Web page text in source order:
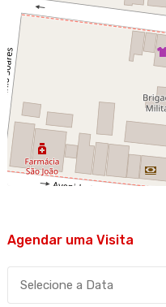
Agendar uma Visita